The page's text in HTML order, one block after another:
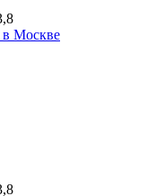
в Москве